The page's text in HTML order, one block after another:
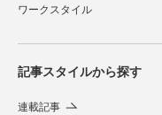
ワークスタイル
記事スタイルから探す
連載記事